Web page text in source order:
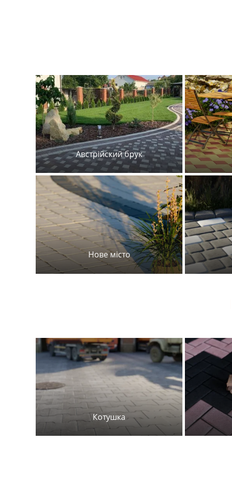
Австрійский брук
Нове місто
Котушка